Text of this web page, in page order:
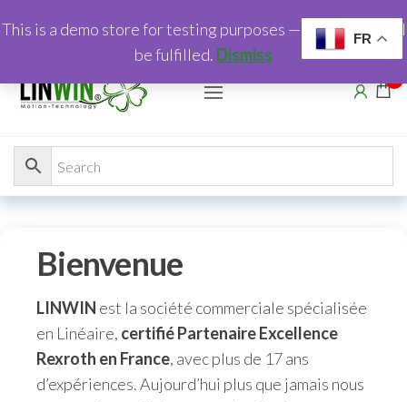
au
Bienvenue
LINWIN est la société commerciale spécialisée
en Linéaire, certifié Partenaire Excellence
Rexroth en France, avec plus de 17 ans
d’expériences. Aujourd’hui plus que jamais nous
FR
This is a demo store for testing purposes — no orders shall
be fulfilled. Dismiss